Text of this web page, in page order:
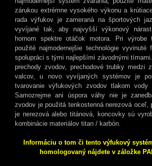
zárukou extrémne vysokého výkonu a
rada výfukov je zameraná na športových
vyvíjané tak, aby najvyšší výkonový
hornom spektre otáčok motora. Pri
použité najmodernejšie technológie vyvinuté
spolupráci s tými najlepšími závodnými
prechody zvodov, prechodové trubky medzi
valcov, u novo vyvíjaných systémov je
tvarovanie výfukových zvodov tlakom vody
Samozrejme ani úspora váhy nie je
zvodov je použitá tenkostenná nerezová oceľ,
je nerezová alebo titánová, koncovky sú
kombinácie materiálov titan / karbón.
Informáciu o tom či tento výfukový
homologovaný nájdete v záložke